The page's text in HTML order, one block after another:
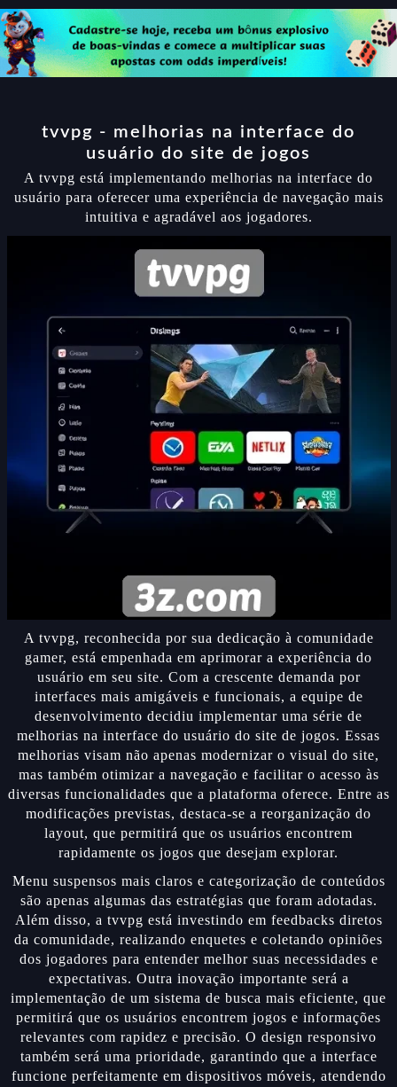
tvvpg - melhorias na interface do
usuário do site de jogos
A tvvpg está implementando melhorias na interface do
usuário para oferecer uma experiência de navegação mais
intuitiva e agradável aos jogadores.
A tvvpg, reconhecida por sua dedicação à comunidade
gamer, está empenhada em aprimorar a experiência do
usuário em seu site. Com a crescente demanda por
interfaces mais amigáveis e funcionais, a equipe de
desenvolvimento decidiu implementar uma série de
melhorias na interface do usuário do site de jogos. Essas
melhorias visam não apenas modernizar o visual do site,
mas também otimizar a navegação e facilitar o acesso às
diversas funcionalidades que a plataforma oferece. Entre as
modificações previstas, destaca-se a reorganização do
layout, que permitirá que os usuários encontrem
rapidamente os jogos que desejam explorar.
Menu suspensos mais claros e categorização de conteúdos
são apenas algumas das estratégias que foram adotadas.
Além disso, a tvvpg está investindo em feedbacks diretos
da comunidade, realizando enquetes e coletando opiniões
dos jogadores para entender melhor suas necessidades e
expectativas. Outra inovação importante será a
implementação de um sistema de busca mais eficiente, que
permitirá que os usuários encontrem jogos e informações
relevantes com rapidez e precisão. O design responsivo
também será uma prioridade, garantindo que a interface
funcione perfeitamente em dispositivos móveis, atendendo